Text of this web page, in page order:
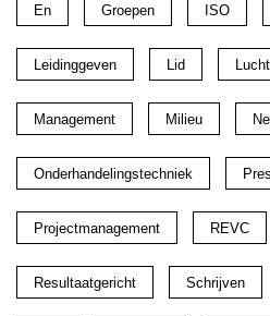
En Groepen ISO
Leidinggeven Lid
Management Milieu
Onderhandelingstechniek
Projectmanagement REVC
Resultaatgericht Schrijven